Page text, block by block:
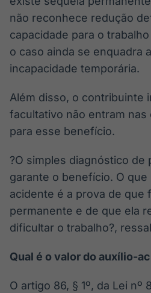
não reconhece redução
capacidade para o
o caso ainda se enquadra
incapacidade temporária.
Além disso, o contribuinte
facultativo não entram
para esse benefício.
?O simples diagnóstico de
garante o benefício. O
acidente é a prova de que
permanente e de que ela
dificultar o trabalho?,
Qual é o valor do auxílio-
O artigo 86, § 1º, da Lei nº